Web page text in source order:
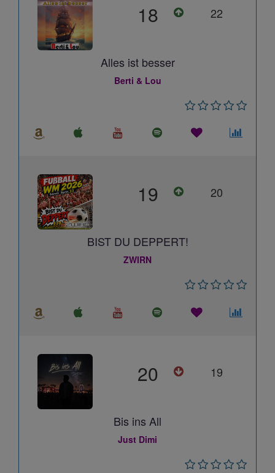
18 22
Alles ist besser
Berti & Lou
19 20
BIST DU DEPPERT!
ZWIRN
20 19
Bis ins All
Just Dimi